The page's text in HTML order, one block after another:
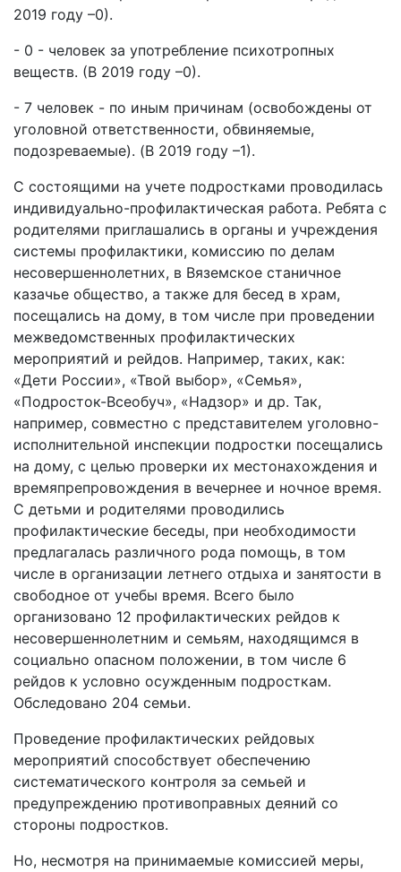
2019 году –0).
- 0 - человек за употребление психотропных
веществ. (В 2019 году –0).
- 7 человек - по иным причинам (освобождены от
уголовной ответственности, обвиняемые,
подозреваемые). (В 2019 году –1).
С состоящими на учете подростками проводилась
индивидуально-профилактическая работа. Ребята с
родителями приглашались в органы и учреждения
системы профилактики, комиссию по делам
несовершеннолетних, в Вяземское станичное
казачье общество, а также для бесед в храм,
посещались на дому, в том числе при проведении
межведомственных профилактических
мероприятий и рейдов. Например, таких, как:
«Дети России», «Твой выбор», «Семья»,
«Подросток-Всеобуч», «Надзор» и др. Так,
например, совместно с представителем уголовно-
исполнительной инспекции подростки посещались
на дому, с целью проверки их местонахождения и
времяпрепровождения в вечернее и ночное время.
С детьми и родителями проводились
профилактические беседы, при необходимости
предлагалась различного рода помощь, в том
числе в организации летнего отдыха и занятости в
свободное от учебы время. Всего было
организовано 12 профилактических рейдов к
несовершеннолетним и семьям, находящимся в
социально опасном положении, в том числе 6
рейдов к условно осужденным подросткам.
Обследовано 204 семьи.
Проведение профилактических рейдовых
мероприятий способствует обеспечению
систематического контроля за семьей и
предупреждению противоправных деяний со
стороны подростков.
Но, несмотря на принимаемые комиссией меры,